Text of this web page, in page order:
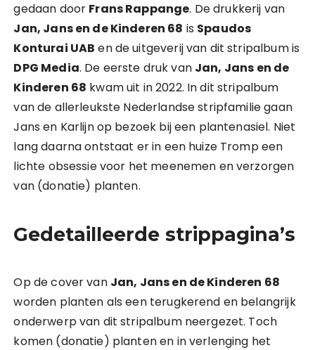
gedaan door Frans Rappange. De drukkerij van
Jan, Jans en de Kinderen 68 is Spaudos
Konturai UAB en de uitgeverij van dit stripalbum is
DPG Media. De eerste druk van Jan, Jans en de
Kinderen 68 kwam uit in 2022. In dit stripalbum
van de allerleukste Nederlandse stripfamilie gaan
Jans en Karlijn op bezoek bij een plantenasiel. Niet
lang daarna ontstaat er in een huize Tromp een
lichte obsessie voor het meenemen en verzorgen
van (donatie) planten.
Gedetailleerde strippagina’s
Op de cover van Jan, Jans en de Kinderen 68
worden planten als een terugkerend en belangrijk
onderwerp van dit stripalbum neergezet. Toch
komen (donatie) planten en in verlenging het